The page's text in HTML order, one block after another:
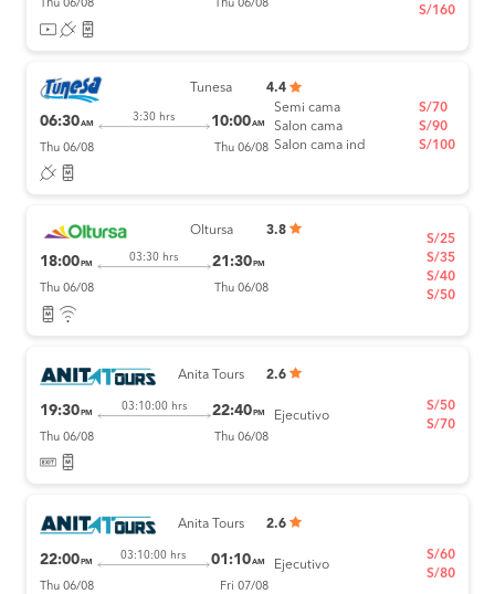
Thu 06/08 Thu 06/08
S/160
Tunesa 4.4
06:30AM
3:30 hrs 10:00AM
Thu 06/08 Thu 06/08
Semi cama
Salon cama
Salon cama ind
S/70
S/90
S/100
Oltursa 3.8
18:00 PM
03:30 hrs 21:30 PM
Thu 06/08 Thu 06/08
S/25
S/35
S/40
S/50
Anita Tours 2.6
19:30 PM
03:10:00 hrs 22:40 PM
Thu 06/08 Thu 06/08
Ejecutivo
S/50
S/70
Anita Tours 2.6
22:00 PM
03:10:00 hrs 01:10AM
Thu 06/08 Fri 07/08
Ejecutivo
S/60
S/80